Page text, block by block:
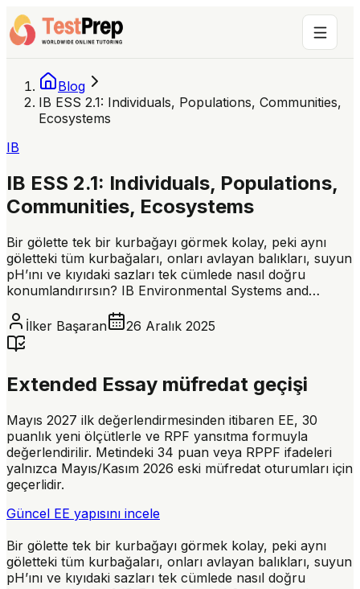
Blog
IB ESS 2.1: Individuals, Populations, Communities,
Ecosystems
IB
IB ESS 2.1: Individuals, Populations,
Communities, Ecosystems
Bir gölette tek bir kurbağayı görmek kolay, peki aynı
göletteki tüm kurbağaları, onları avlayan balıkları, suyun
pH’ını ve kıyıdaki sazları tek cümlede nasıl doğru
konumlandırırsın? IB Environmental Systems and…
İlker Başaran 26 Aralık 2025
Extended Essay müfredat geçişi
Mayıs 2027 ilk değerlendirmesinden itibaren EE, 30
puanlık yeni ölçütlerle ve RPF yansıtma formuyla
değerlendirilir. Metindeki 34 puan veya RPPF ifadeleri
yalnızca Mayıs/Kasım 2026 eski müfredat oturumları için
geçerlidir.
Güncel EE yapısını incele
Bir gölette tek bir kurbağayı görmek kolay, peki aynı
göletteki tüm kurbağaları, onları avlayan balıkları, suyun
pH’ını ve kıyıdaki sazları tek cümlede nasıl doğru